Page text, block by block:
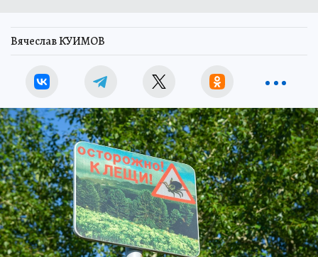
Вячеслав КУИМОВ